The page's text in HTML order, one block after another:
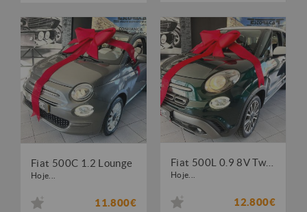
Fiat 500C 1.2 Lounge
Hoje...
11.800€
Fiat 500L 0.9 8V TwinAir City Cross S&S
Hoje...
12.800€